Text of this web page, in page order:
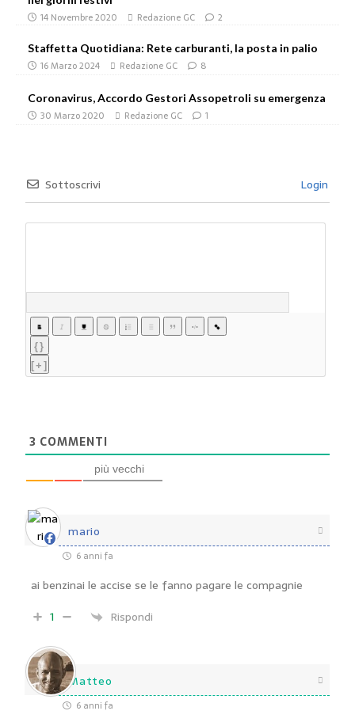
14 Novembre 2020 Redazione GC 2
Staffetta Quotidiana: Rete carburanti, la posta in palio
16 Marzo 2024 Redazione GC 8
Coronavirus, Accordo Gestori Assopetroli su emergenza
30 Marzo 2020 Redazione GC 1
Sottoscrivi Login
{}
[+]
3 COMMENTI
più vecchi
mario
6 anni fa
ai benzinai le accise se le fanno pagare le compagnie
1
Rispondi
Matteo
6 anni fa